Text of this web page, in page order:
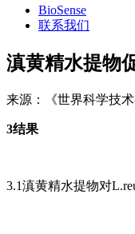
BioSense
联系我们
滇黄精水提物
来源： 《世界科学技
3结果
3.1滇黄精水提物对